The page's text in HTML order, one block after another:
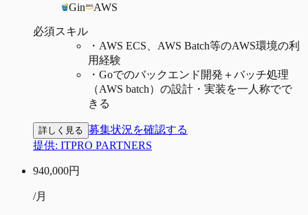
Gin AWS
必須スキル
・ AWS ECS、AWS Batch等のAWS環境の利
用経験
・ Goでのバックエンド開発＋バッチ処理
（AWS batch）の設計・実装を一人称でで
きる
詳しく見る 募集状況を確認する
提供: ITPRO PARTNERS
940,000円
/月